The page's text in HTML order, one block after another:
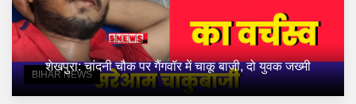
BIHAR NEWS
शेखपुरा: चांदनी चौक पर गैंगवॉर में चाकू बाजी, दो युवक जख्मी